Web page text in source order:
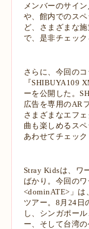
メンバーのサイ
や、館内でのス
ど、さまざまな
で、是非チェック
さらに、今回の
『SHIBUYA109
ーを公開した。
広告を専用のAR
さまざまなエフ
曲も楽しめるス
あわせてチェック
Stray Kidsは、ワ
ばかり。今回の
<dominATE>」は
ツアー。8月24日
し、シンガポー
ー、そして台湾